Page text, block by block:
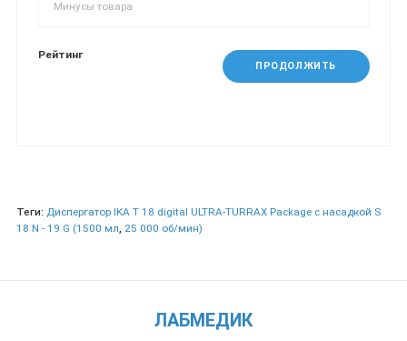
Рейтинг
ПРОДОЛЖИТЬ
Теги: Диспергатор IKA T 18 digital ULTRA-TURRAX Package с насадкой S
18 N - 19 G (1500 мл, 25 000 об/мин)
ЛАБМЕДИК